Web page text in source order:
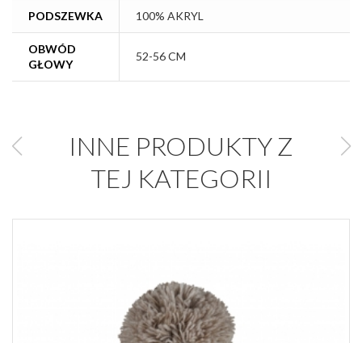
PODSZEWKA 100% AKRYL
OBWÓD
GŁOWY
52-56 CM
INNE PRODUKTY Z
TEJ KATEGORII